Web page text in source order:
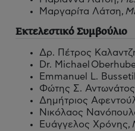
Μαργαρίτα Λάτση,
Εκτελεστικό Συμβούλιο
Δρ. Πέτρος
Dr. Michael
Emmanuel L.
Φώτης Σ.
Δημήτριος
Νικόλαος
Ευάγγελος Χρόνης,